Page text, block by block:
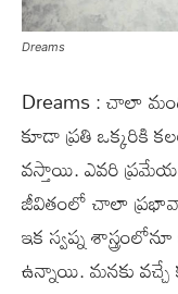
Dreams
Dreams : చాలా
కూడా ప్రతి ఒక్కరికి
వస్తాయి. ఎవరి
జీవితంలో చాలా
ఇక స్వప్న
ఉన్నాయి. మనకు